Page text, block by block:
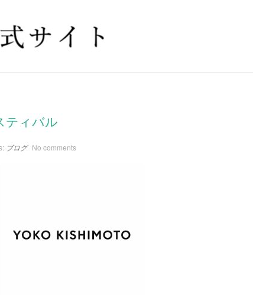
ティバル
ブログ No comments